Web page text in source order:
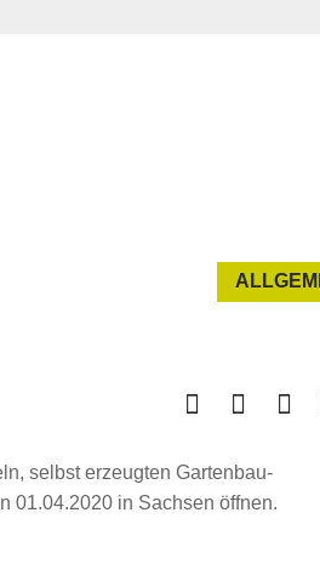
selbst erzeugten Gartenbau-
01.04.2020 in Sachsen öffnen.